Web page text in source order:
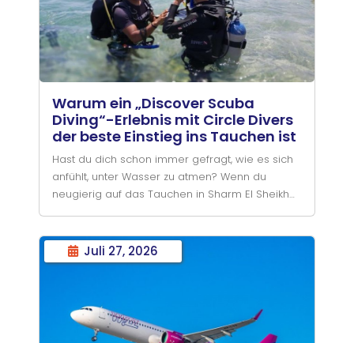
Warum ein „Discover Scuba
Diving“-Erlebnis mit Circle Divers
der beste Einstieg ins Tauchen ist
Hast du dich schon immer gefragt, wie es sich
anfühlt, unter Wasser zu atmen? Wenn du
neugierig auf das Tauchen in Sharm El Sheikh
Juli 27, 2026